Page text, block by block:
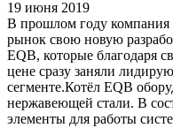
19 июня 2019
В прошлом году компания
рынок свою новую
EQB, которые благодаря
цене сразу заняли
сегменте.Котёл EQB
нержавеющей стали. В
элементы для работы